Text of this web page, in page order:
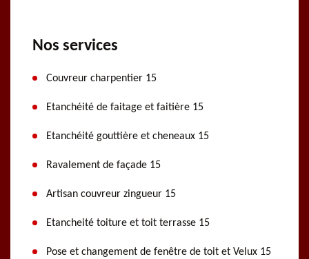
Nos services
Couvreur charpentier 15
Etanchéité de faitage et faitière 15
Etanchéité gouttière et cheneaux 15
Ravalement de façade 15
Artisan couvreur zingueur 15
Etancheité toiture et toit terrasse 15
Pose et changement de fenêtre de toit et Velux 15